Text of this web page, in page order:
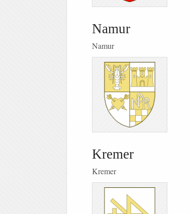
Namur
Namur
Kremer
Kremer